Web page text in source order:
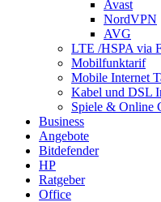
Avast
NordVPN
AVG
LTE /HSPA via
Mobilfunktarif
Mobile Internet
Kabel und DSL
Spiele & Online
Business
Angebote
Bitdefender
HP
Ratgeber
Office